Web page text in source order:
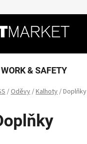
WORK & SAFETY
/Oděvy/Kalhoty/Doplňky